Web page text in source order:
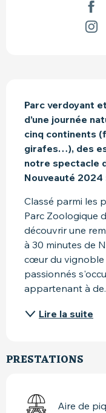
Parc verdoyant
d’une journée
cinq continents
girafes…), des
notre spectacle
Nouveauté 2024
Classé parmi les
Parc Zoologique
découvrir une
à 30 minutes de
cœur du vignoble
passionnés
appartenant à
Lire la suite
PRESTATIONS
Aire de